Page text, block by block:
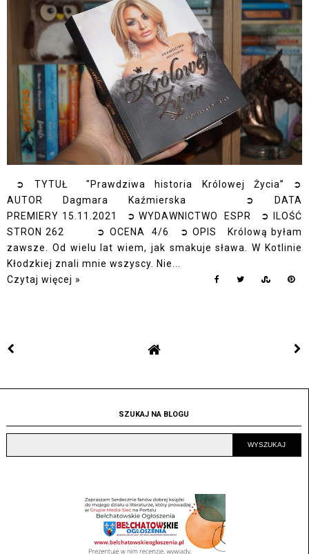
➲ TYTUŁ "Prawdziwa historia Królowej Życia” ➲
AUTOR Dagmara Kaźmierska ➲ DATA
PREMIERY 15.11.2021 ➲ WYDAWNICTWO ESPR ➲ ILOŚĆ
STRON 262 ➲ OCENA 4/6 ➲ OPIS Królową byłam
zawsze. Od wielu lat wiem, jak smakuje sława. W Kotlinie
Kłodzkiej znali mnie wszyscy. Nie...
Czytaj więcej »
SZUKAJ NA BLOGU